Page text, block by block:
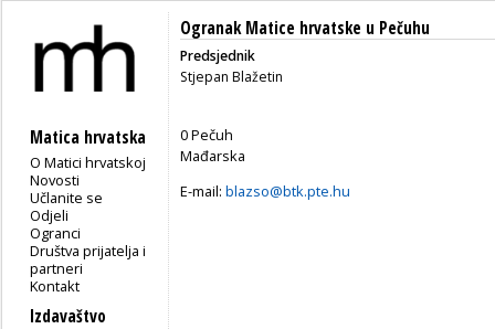
Matica hrvatska
O Matici hrvatskoj
Novosti
Učlanite se
Odjeli
Ogranci
Društva prijatelja i
partneri
Kontakt
Izdavaštvo
Ogranak Matice hrvatske u Pečuhu
Predsjednik
Stjepan Blažetin
0 Pečuh
Mađarska
E-mail: blazso@btk.pte.hu